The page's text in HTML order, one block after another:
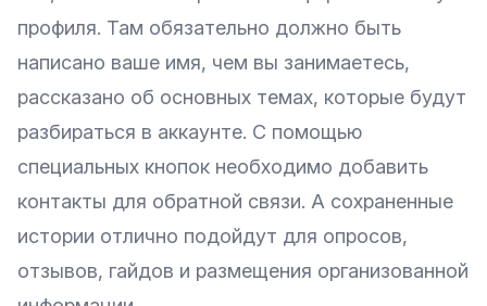
профиля. Там обязательно должно быть
написано ваше имя, чем вы занимаетесь,
рассказано об основных темах, которые будут
разбираться в аккаунте. С помощью
специальных кнопок необходимо добавить
контакты для обратной связи. А сохраненные
истории отлично подойдут для опросов,
отзывов, гайдов и размещения организованной